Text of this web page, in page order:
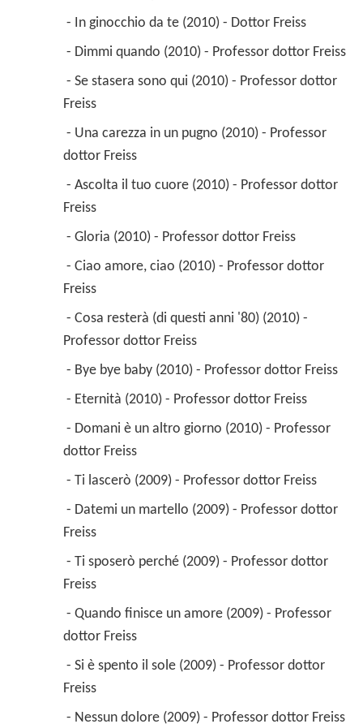
- In ginocchio da te (2010) - Dottor Freiss
- Dimmi quando (2010) - Professor dottor Freiss
Freiss
dottor Freiss
Freiss
- Gloria (2010) - Professor dottor Freiss
Freiss
Professor dottor Freiss
- Bye bye baby (2010) - Professor dottor Freiss
- Eternità (2010) - Professor dottor Freiss
dottor Freiss
- Ti lascerò (2009) - Professor dottor Freiss
Freiss
Freiss
dottor Freiss
Freiss
- Nessun dolore (2009) - Professor dottor Freiss